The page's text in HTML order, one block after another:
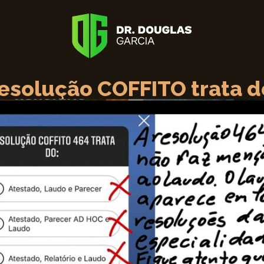
COFFITO trata